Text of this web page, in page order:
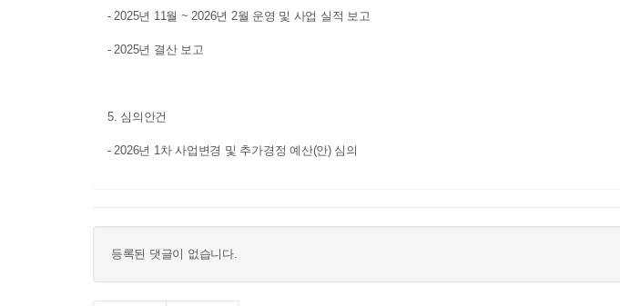
- 2025년 11월 ~ 2026년 2월 운영 및 사업 실적 보고
- 2025년 결산 보고
5. 심의안건
- 2026년 1차 사업변경 및 추가경정 예산(안) 심의
등록된 댓글이 없습니다.